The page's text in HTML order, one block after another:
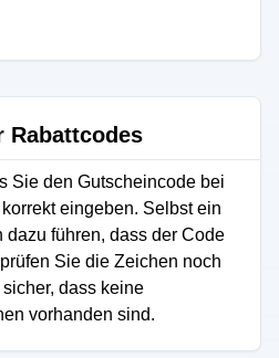
Rabattcodes
Sie den Gutscheincode bei
eingeben. Selbst ein
dazu führen, dass der Code
Sie die Zeichen noch
dass keine
vorhanden sind.